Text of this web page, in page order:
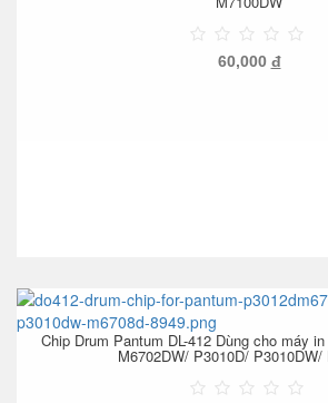
60,000 đ
Chip Drum Pantum DL-412 Dùng cho máy
M6702DW/ P3010D/ P3010DW/